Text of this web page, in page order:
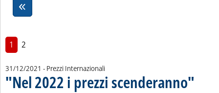
1 2
31/12/2021 - Prezzi Internazionali
"Nel 2022 i prezzi scenderanno"